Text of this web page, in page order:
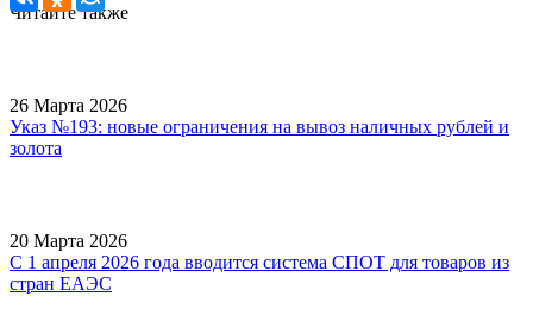
Читайте также
26 Марта 2026
Указ №193: новые ограничения на вывоз наличных рублей и
золота
20 Марта 2026
С 1 апреля 2026 года вводится система СПОТ для товаров из
стран ЕАЭС